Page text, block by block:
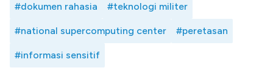
#dokumen rahasia #teknologi militer
#national supercomputing center #peretasan
#informasi sensitif